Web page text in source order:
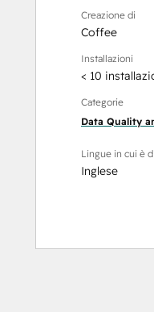
Creazione di
Coffee
Installazioni
< 10
Categorie
Data Quality
Lingue in cui è
Inglese